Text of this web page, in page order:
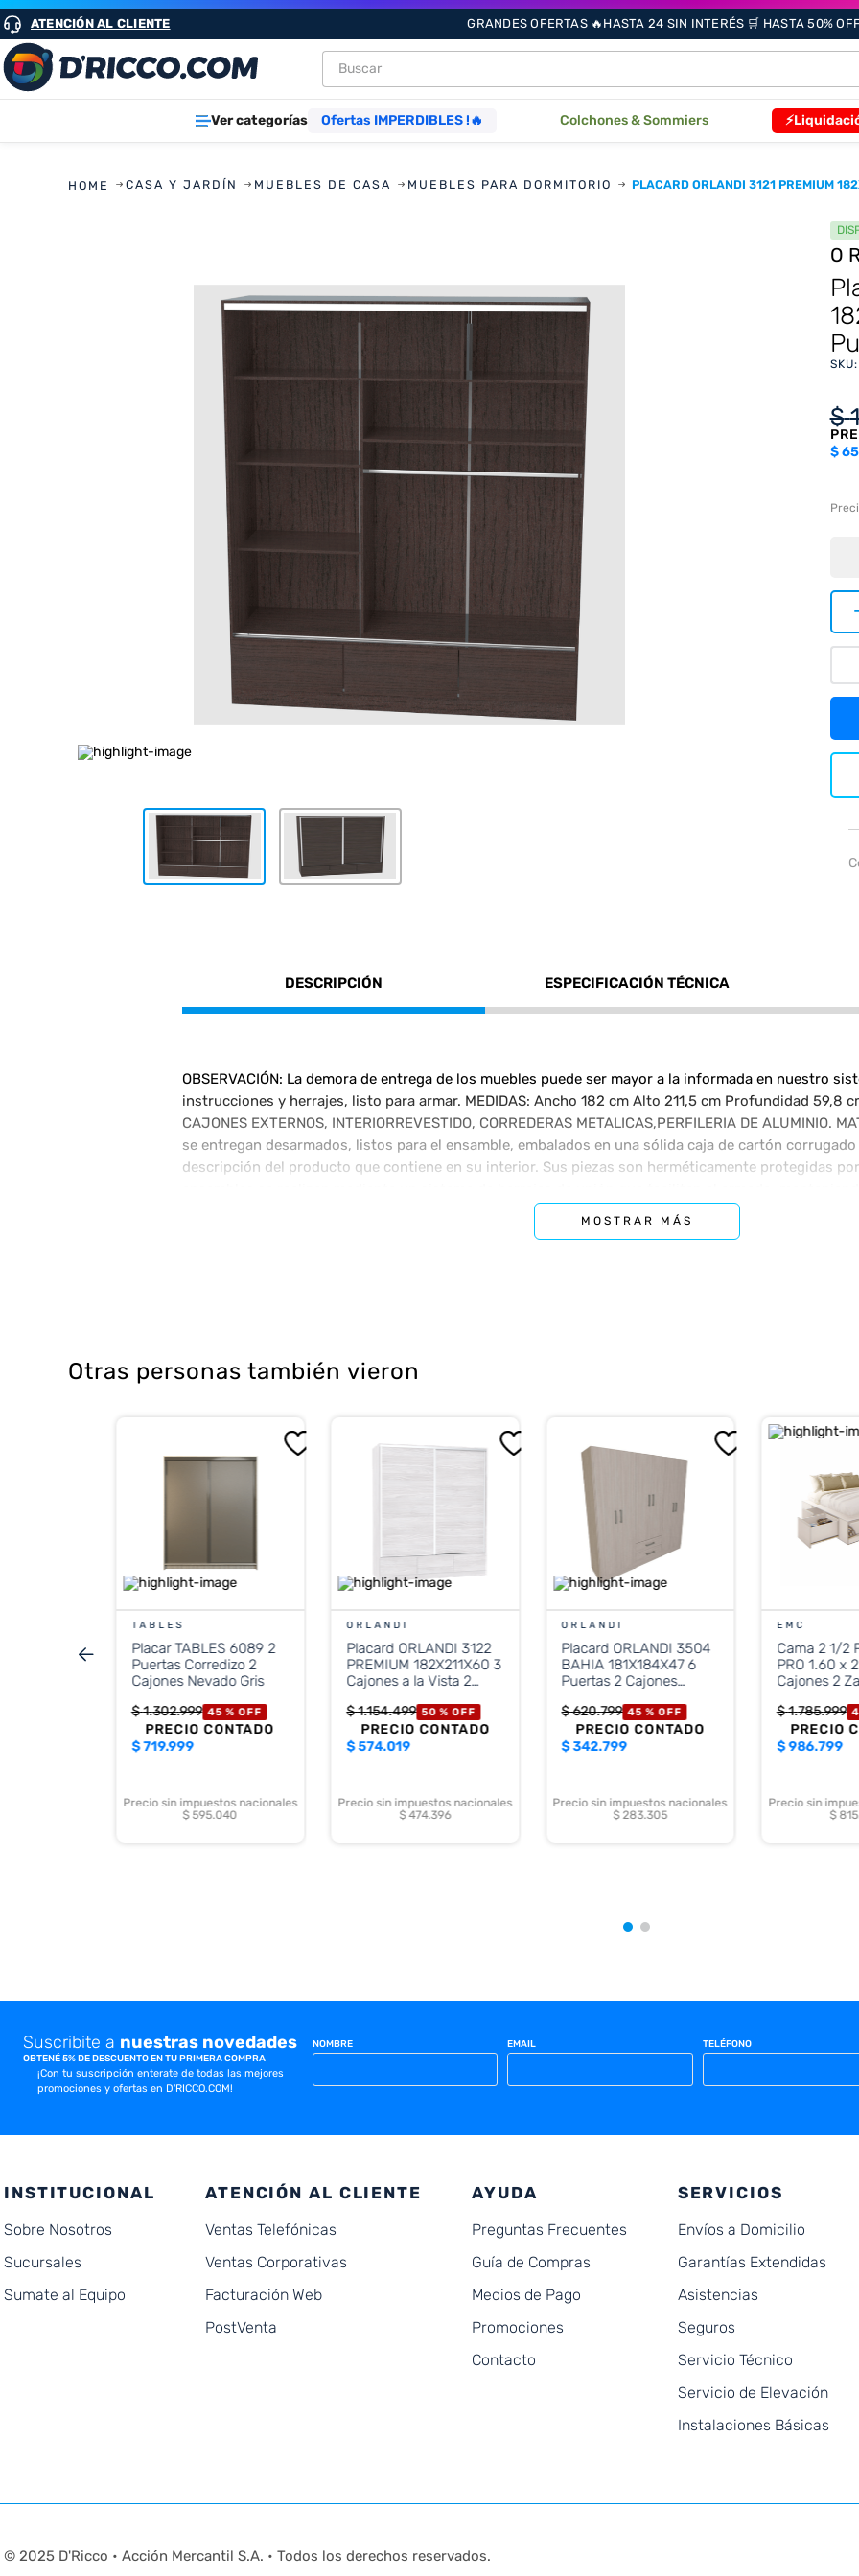
ATENCIÓN AL CLIENTE GRANDES OFERTAS 🔥HASTA 24 SIN INTERÉS 🛒 HASTA 50% OFF
Buscar
Ver categorías Ofertas IMPERDIBLES !🔥 Colchones & Sommiers
CASA Y JARDÍN MUEBLES DE CASA MUEBLES PARA DORMITORIO PLACARD ORLANDI 3121 PREMIUM
SKU:
$ 1
$
DESCRIPCIÓN ESPECIFICACIÓN TÉCNICA
OBSERVACIÓN: La demora de entrega de los muebles puede ser mayor a la informada en nuestro
instrucciones y herrajes, listo para armar. MEDIDAS: Ancho 182 cm Alto 211,5 cm Profundidad 59,8
CAJONES EXTERNOS, INTERIORREVESTIDO, CORREDERAS METALICAS,PERFILERIA DE ALUMINIO.
se entregan desarmados, listos para el ensamble, embalados en una sólida caja de cartón
descripción del producto que contiene en su interior. Sus piezas son herméticamente protegidas
ajustado. Se adjunta un manual con sencillas instrucciones para que cualquier persona arme el
MOSTRAR MÁS
Otras personas también vieron
nacionales
TABLES
Placar TABLES 6089 2
Puertas Corredizo 2
Cajones Nevado Gris
$1.302.999 45 %OFF
PRECIO CONTADO
$719.999
Precio sin impuestos nacionales
$ 595.040
ORLANDI
Placard ORLANDI 3122
PREMIUM 182X211X60 3
Cajones a la Vista 2
$1.154.499 50 % OFF
PRECIO CONTADO
$574.019
Precio sin impuestos nacionales
$ 474.396
ORLANDI
Placard ORLANDI 3504
BAHIA 181X184X47 6
Puertas 2 Cajones
$620.799 45 % OFF
PRECIO CONTADO
$342.799
Precio sin impuestos nacionales
$ 283.305
EMC
Cama 2 1/2
PRO 1.60 x
Cajones 2
$1.785.999
PRECIO
$986.799
Precio sin
$
Suscribite a nuestras novedades
OBTENÉ 5% DE DESCUENTO EN TU PRIMERA COMPRA
¡Con tu suscripción enterate de todas las mejores
promociones y ofertas en D'RICCO.COM!
NOMBRE EMAIL TELÉFONO
INSTITUCIONAL
Sobre Nosotros
Sucursales
Sumate al Equipo
ATENCIÓN AL CLIENTE
Ventas Telefónicas
Ventas Corporativas
Facturación Web
PostVenta
AYUDA
Preguntas Frecuentes
Guía de Compras
Medios de Pago
Promociones
Contacto
SERVICIOS
Envíos a Domicilio
Garantías Extendidas
Asistencias
Seguros
Servicio Técnico
Servicio de Elevación
Instalaciones Básicas
© 2025 D'Ricco • Acción Mercantil S.A. • Todos los derechos reservados.
TÉRMINOS MÁS BUSCADOS
1. heladeras
6. tv
. termotanque
placard